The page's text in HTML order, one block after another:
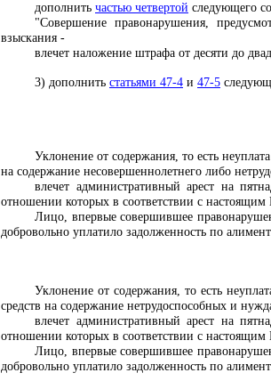
дополнить частью четвертой следующего
"Совершение правонарушения,
взыскания -
влечет наложение штрафа от десяти до
3) дополнить статьями 47-4 и 47-5
Уклонение от содержания, то есть
на содержание несовершеннолетнего либо
влечет административный арест на
отношении которых в соответствии с
Лицо, впервые совершившее
добровольно уплатило задолженность по
Уклонение от содержания, то есть
средств на содержание нетрудоспособных и
влечет административный арест на
отношении которых в соответствии с
Лицо, впервые совершившее
добровольно уплатило задолженность по